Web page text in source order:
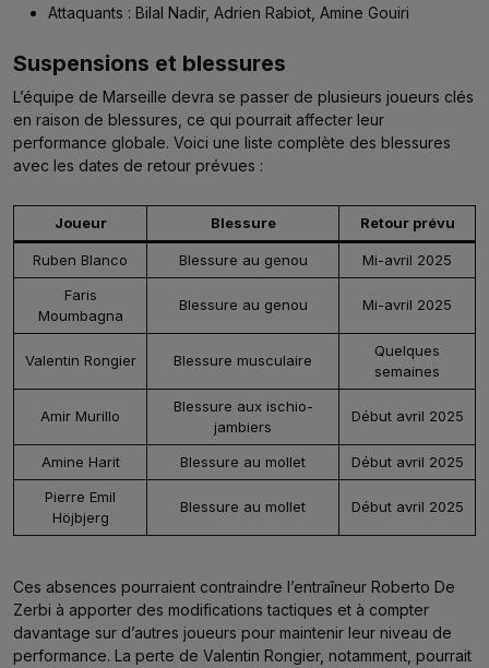
Attaquants : Bilal Nadir, Adrien Rabiot, Amine Gouiri
Suspensions et blessures
L’équipe de Marseille devra se passer de plusieurs joueurs clés
en raison de blessures, ce qui pourrait affecter leur
performance globale. Voici une liste complète des blessures
avec les dates de retour prévues :
Joueur Blessure Retour prévu
Ruben Blanco Blessure au genou
Mi-avril 2025
Faris
Moumbagna
Blessure au genou Mi-avril 2025
Valentin Rongier Blessure musculaire
Quelques
semaines
Amir Murillo
Blessure aux ischio-
jambiers
Début avril 2025
Amine Harit Blessure au mollet
Début avril 2025
Pierre Emil
Höjbjerg
Blessure au mollet Début avril 2025
Ces absences pourraient contraindre l’entraîneur Roberto De
Zerbi à apporter des modifications tactiques et à compter
davantage sur d’autres joueurs pour maintenir leur niveau de
performance. La perte de Valentin Rongier, notamment, pourrait